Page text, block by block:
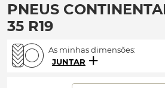
PNEUS
35 R19
As minhas dimensões:
JUNTAR